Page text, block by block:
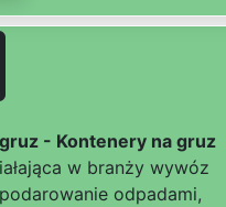
- Kontenery na gruz
w branży wywóz
odpadami,